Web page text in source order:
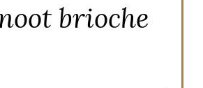
brioche